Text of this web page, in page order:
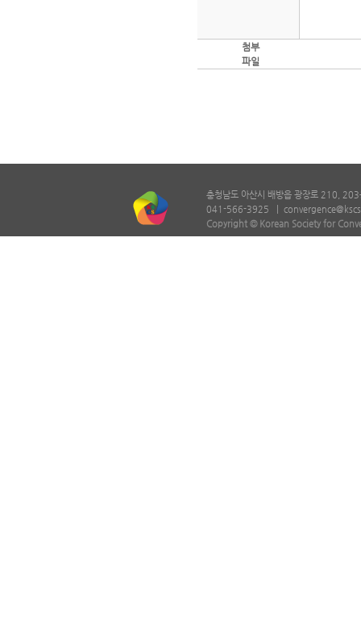
첨부
파일
충청남도 아산시 배방읍 광장로 210,
041-566-3925 |
Copyright © Korean Society for